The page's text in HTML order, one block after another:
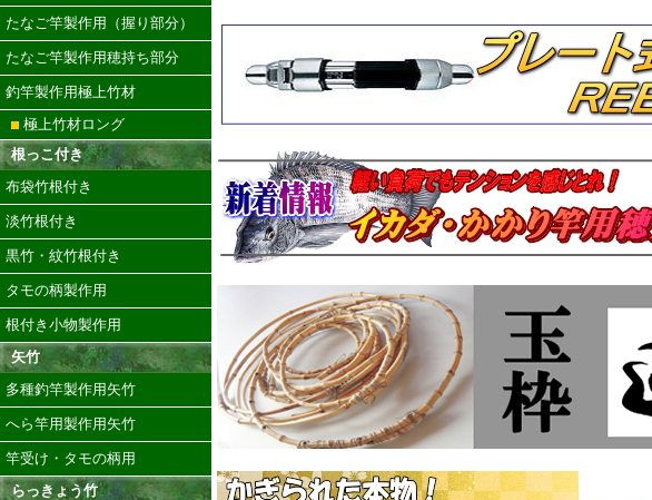
たなご竿製作用（握り部分）
たなご竿製作用穂持ち部分
釣竿製作用極上竹材
極上竹材ロング
根っこ付き
布袋竹根付き
淡竹根付き
黒竹・紋竹根付き
タモの柄製作用
根付き小物製作用
矢竹
多種釣竿製作用矢竹
へら竿用製作用矢竹
竿受け・タモの柄用
らっきょう竹